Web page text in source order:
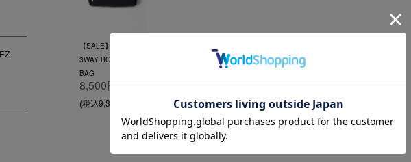
【SALE】CLOUD
3WAY BOSTON
BAG
8,500円
(税込9,350円)